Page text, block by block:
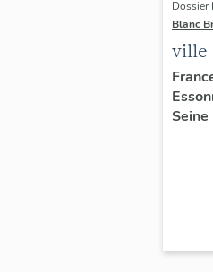
Dossier
Blanc
ville
Seine